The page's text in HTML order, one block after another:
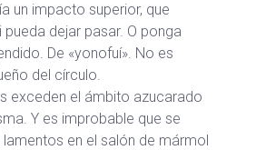
un impacto superior, que
dejar pasar. O ponga
De «yonofuí». No es
del círculo.
exceden el ámbito azucarado
Y es improbable que se
en el salón de mármol